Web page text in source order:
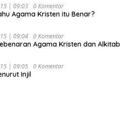
| 09:03 0 Komentar
Agama Kristen itu Benar?
| 09:04 0 Komentar
Agama Kristen dan Alkitab
| 09:05 0 Komentar
Injil